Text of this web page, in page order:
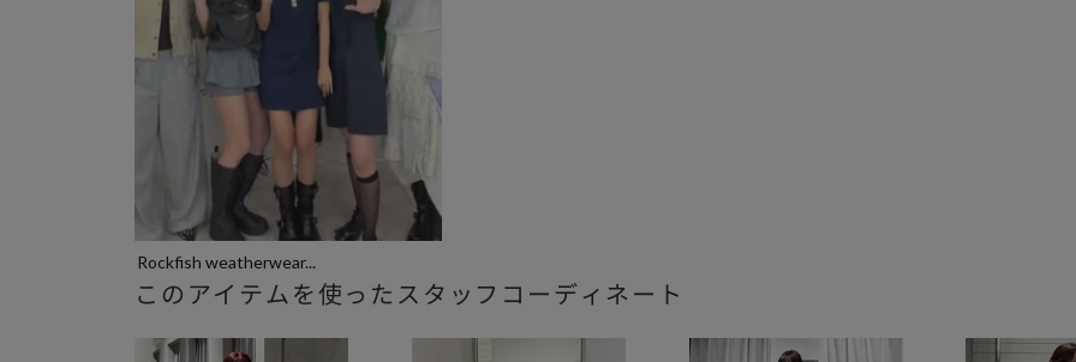
Rockfish weatherwear...
このアイテムを使ったスタッフコーディネート